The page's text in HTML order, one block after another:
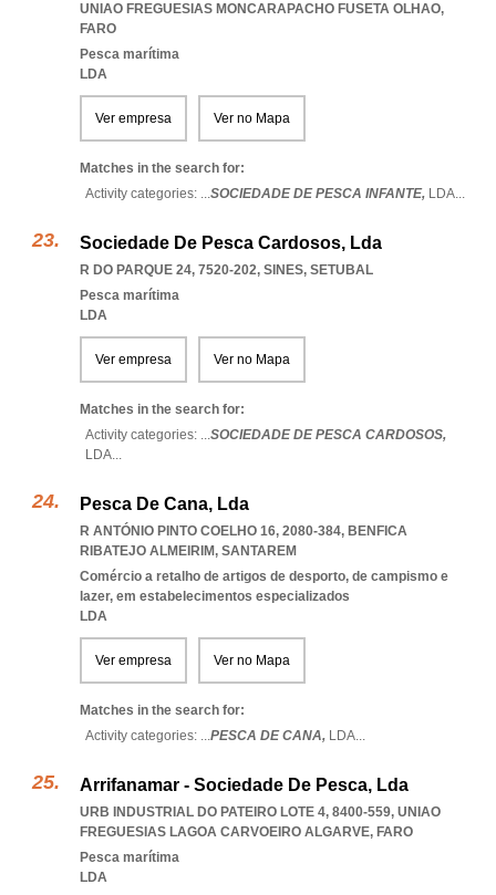
UNIAO FREGUESIAS MONCARAPACHO FUSETA OLHAO,
FARO
Pesca marítima
LDA
Ver empresa Ver no Mapa
Matches in the search for:
Activity categories: ...SOCIEDADE DE PESCA INFANTE, LDA...
Sociedade De Pesca Cardosos, Lda
R DO PARQUE 24, 7520-202, SINES, SETUBAL
Pesca marítima
LDA
Ver empresa Ver no Mapa
Matches in the search for:
Activity categories: ...SOCIEDADE DE PESCA CARDOSOS,
LDA...
Pesca De Cana, Lda
R ANTÓNIO PINTO COELHO 16, 2080-384, BENFICA
RIBATEJO ALMEIRIM, SANTAREM
Comércio a retalho de artigos de desporto, de campismo e
lazer, em estabelecimentos especializados
LDA
Ver empresa Ver no Mapa
Matches in the search for:
Activity categories: ...PESCA DE CANA, LDA...
Arrifanamar - Sociedade De Pesca, Lda
URB INDUSTRIAL DO PATEIRO LOTE 4, 8400-559, UNIAO
FREGUESIAS LAGOA CARVOEIRO ALGARVE, FARO
Pesca marítima
LDA